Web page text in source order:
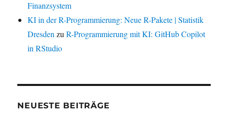
Finanzsystem
KI in der R-Programmierung: Neue R-Pakete | Statistik
Dresden zuR-Programmierung mit KI: GitHub Copilot
in RStudio
NEUESTE BEITRÄGE